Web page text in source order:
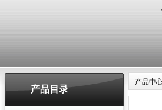
产品目录
产品中